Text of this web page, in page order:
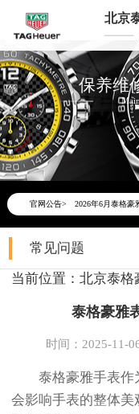
北京
保养维
官网公告>
2026年6月泰格
2026年6月北京市
2026年6月泰格豪
节假日正常营业！
常见问题
当前位置： 北京泰格
泰格豪雅
时间：2025-11-
泰格豪雅手表作
会影响手表的整体